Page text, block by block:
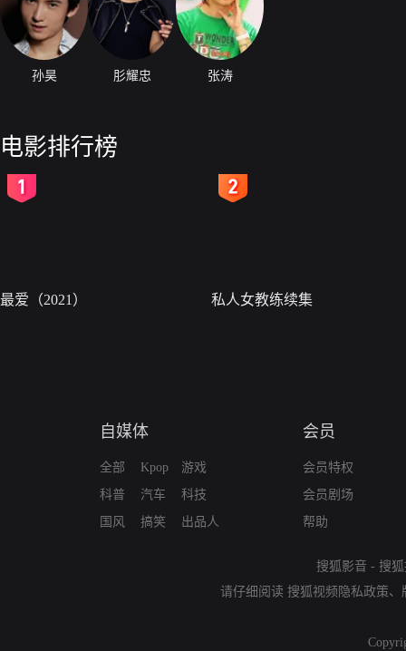
孙昊 肜耀忠 张涛
电影排行榜
最爱（2021） 私人女教练续集
自媒体
全部
科普
国风
Kpop
汽车
搞笑
游戏
科技
出品人
会员
会员特权
会员剧场
帮助
搜狐影音 - 搜
请仔细阅读 搜狐视频隐私政策、